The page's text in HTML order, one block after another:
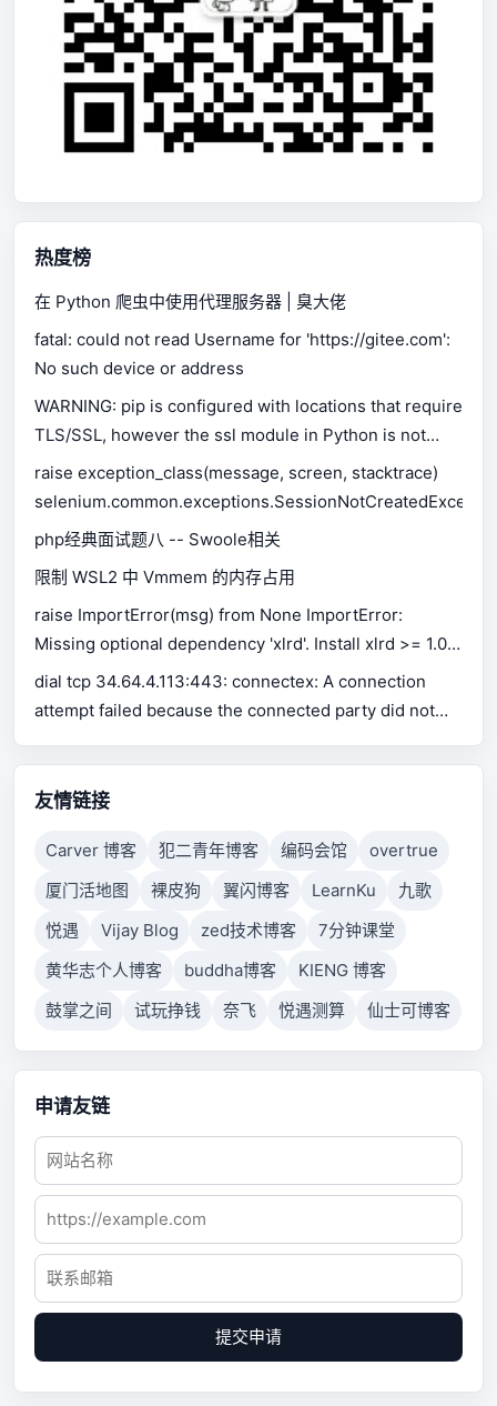
热度榜
在 Python 爬虫中使用代理服务器 | 臭大佬
fatal: could not read Username for 'https://gitee.com':
No such device or address
WARNING: pip is configured with locations that require
TLS/SSL, however the ssl module in Python is not
available.
raise exception_class(message, screen, stacktrace)
php经典面试题八 -- Swoole相关
限制 WSL2 中 Vmmem 的内存占用
raise ImportError(msg) from None ImportError:
Missing optional dependency 'xlrd'. Install xlrd >= 1.0.0
for Excel support Use pip or conda to install xlrd.
dial tcp 34.64.4.113:443: connectex: A connection
attempt failed because the connected party did not
connection failed because connected host has failed
to respond.
友情链接
Carver 博客 犯二青年博客 编码会馆
overtrue
厦门活地图
裸皮狗 翼闪博客 LearnKu
九歌
悦遇
Vijay Blog zed技术博客
7分钟课堂
黄华志个人博客
buddha博客
KIENG 博客
鼓掌之间
试玩挣钱 奈飞 悦遇测算 仙士可博客
申请友链
提交申请